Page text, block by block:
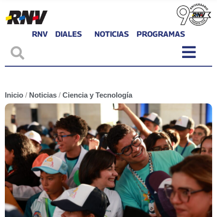
RNV DIALES NOTICIAS PROGRAMAS
Inicio / Noticias / Ciencia y Tecnología